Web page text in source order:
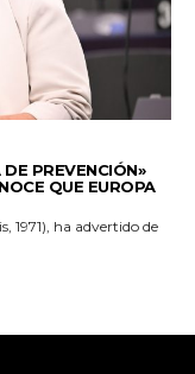
PREVENCIÓN»
QUE EUROPA
1971), ha advertido de